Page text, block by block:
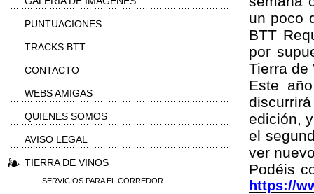
un poco
BTT
por
Tierra de
Este
edición,
el
ver
Podéis
https://
PUNTUACIONES
TRACKS BTT
CONTACTO
WEBS AMIGAS
QUIENES SOMOS
AVISO LEGAL
TIERRA DE VINOS
SERVICIOS PARA EL CORREDOR